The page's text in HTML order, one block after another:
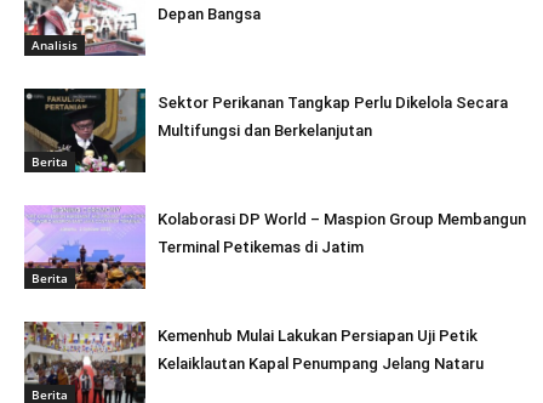
Analisis
Depan Bangsa
Berita
Sektor Perikanan Tangkap Perlu Dikelola Secara
Multifungsi dan Berkelanjutan
Berita
Kolaborasi DP World – Maspion Group Membangun
Terminal Petikemas di Jatim
Berita
Kemenhub Mulai Lakukan Persiapan Uji Petik
Kelaiklautan Kapal Penumpang Jelang Nataru